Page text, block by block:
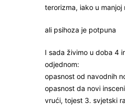
terorizma, iako u manjoj
ali psihoza je potpuna
I sada živimo u doba 4
odjednom:
opasnost od navodnih
opasnost da novi
vrući, tojest 3. svjetski